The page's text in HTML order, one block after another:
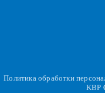
Политика обработки
KBP